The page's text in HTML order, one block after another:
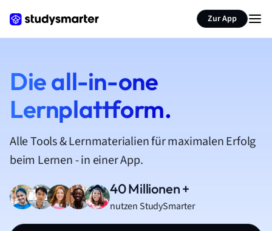
Zur App
Die all-in-one
Lernplattform.
Alle Tools & Lernmaterialien für maximalen Erfolg
beim Lernen - in einer App.
40 Millionen +
nutzen StudySmarter